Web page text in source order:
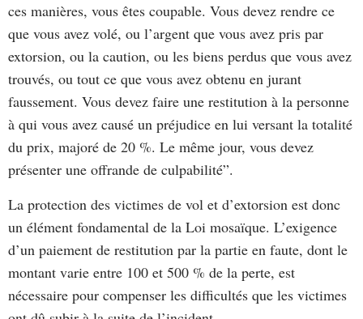
ces manières, vous êtes coupable. Vous devez rendre ce
que vous avez volé, ou l’argent que vous avez pris par
extorsion, ou la caution, ou les biens perdus que vous avez
trouvés, ou tout ce que vous avez obtenu en jurant
faussement. Vous devez faire une restitution à la personne
à qui vous avez causé un préjudice en lui versant la totalité
du prix, majoré de 20 %. Le même jour, vous devez
présenter une offrande de culpabilité”.
La protection des victimes de vol et d’extorsion est donc
un élément fondamental de la Loi mosaïque. L’exigence
d’un paiement de restitution par la partie en faute, dont le
montant varie entre 100 et 500 % de la perte, est
nécessaire pour compenser les difficultés que les victimes